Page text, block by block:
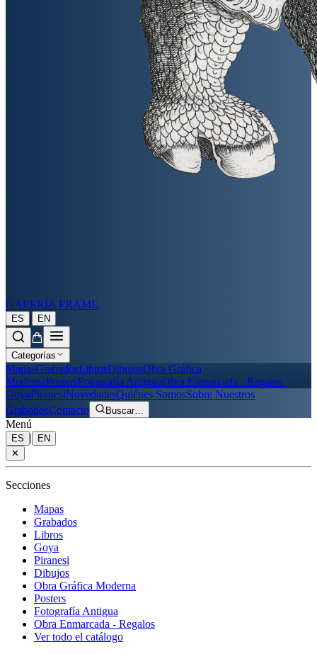
GALERÍA FRAME
ES | EN
Categorías
MapasGrabadosLibrosDibujosObra Gráfica
ModernaPostersFotografía AntiguaObra Enmarcada - Regalos
GoyaPiranesiNovedadesQuiénes SomosSobre Nuestros
GrabadosContacto Buscar…
Menú
ES |
EN
✕
Secciones
Mapas
Grabados
Libros
Goya
Piranesi
Dibujos
Obra Gráfica Moderna
Posters
Fotografía Antigua
Obra Enmarcada - Regalos
Ver todo el catálogo